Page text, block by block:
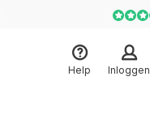
Help Inloggen